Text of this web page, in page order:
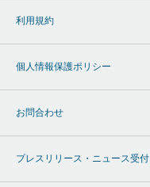
利用規約
個人情報保護ポリシー
お問合わせ
プレスリリース・ニュース受付